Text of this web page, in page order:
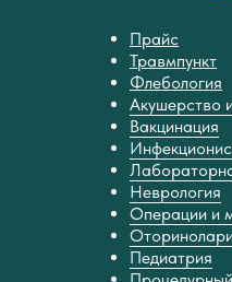
Прайс
Травмпункт
Флебология
Акушерство
Вакцинация
Неврология
Операции и
Педиатрия